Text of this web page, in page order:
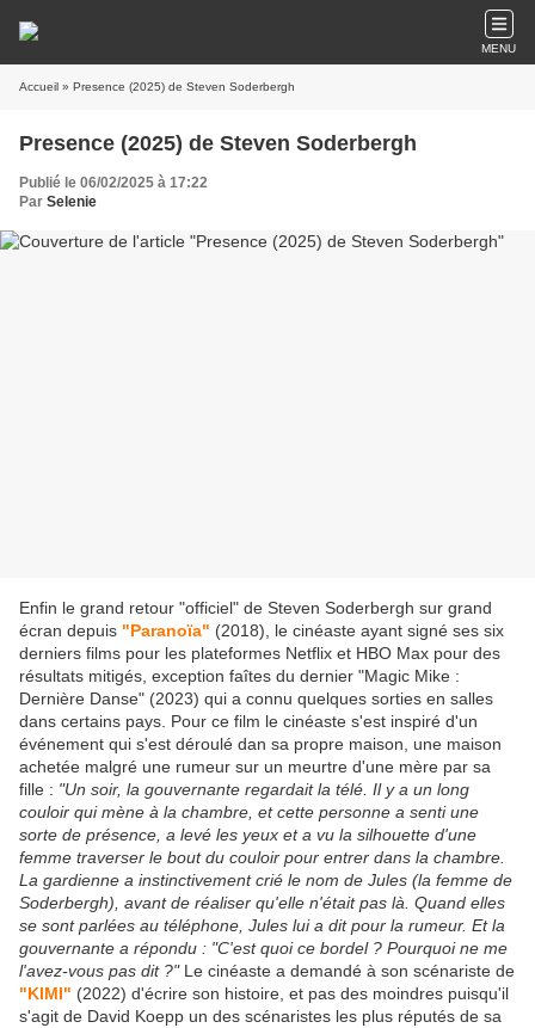
MENU
Accueil » Presence (2025) de Steven Soderbergh
Presence (2025) de Steven Soderbergh
Publié le 06/02/2025 à 17:22
Par Selenie
Enfin le grand retour "officiel" de Steven Soderbergh sur grand
écran depuis "Paranoïa" (2018), le cinéaste ayant signé ses six
derniers films pour les plateformes Netflix et HBO Max pour des
résultats mitigés, exception faîtes du dernier "Magic Mike :
Dernière Danse" (2023) qui a connu quelques sorties en salles
dans certains pays. Pour ce film le cinéaste s'est inspiré d'un
événement qui s'est déroulé dan sa propre maison, une maison
achetée malgré une rumeur sur un meurtre d'une mère par sa
fille : "Un soir, la gouvernante regardait la télé. Il y a un long
couloir qui mène à la chambre, et cette personne a senti une
sorte de présence, a levé les yeux et a vu la silhouette d'une
femme traverser le bout du couloir pour entrer dans la chambre.
La gardienne a instinctivement crié le nom de Jules (la femme de
Soderbergh), avant de réaliser qu'elle n'était pas là. Quand elles
se sont parlées au téléphone, Jules lui a dit pour la rumeur. Et la
gouvernante a répondu : "C'est quoi ce bordel ? Pourquoi ne me
l'avez-vous pas dit ?"Le cinéaste a demandé à son scénariste de
"KIMI" (2022) d'écrire son histoire, et pas des moindres puisqu'il
s'agit de David Koepp un des scénaristes les plus réputés de sa